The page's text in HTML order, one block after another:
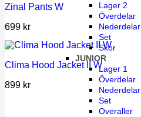
Lager 2
Överdelar
Nederdelar
Set
Skor
JUNIOR
Lager 1
Överdelar
Nederdelar
Set
Overaller
Zinal Pants W
699 kr
Clima Hood Jacket II W
899 kr